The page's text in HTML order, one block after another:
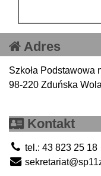
Adres
Szkoła Podstawowa
98-220 Zduńska
Kontakt
tel.: 43 823 25 18